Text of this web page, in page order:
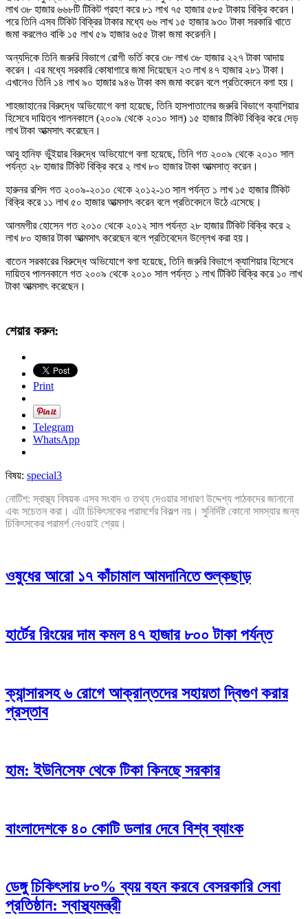
লাখ ৩৮ হাজার ৬৬৮টি টিকিট গ্রহণ করে ৮১ লাখ ৭৫ হাজার ৫৮৫ টাকায় বিক্রি করেন।
পরে তিনি এসব টিকিট বিক্রির টাকার মধ্যে ৬৬ লাখ ১৫ হাজার ৯৩০ টাকা সরকারি খাতে
জমা করলেও বাকি ১৫ লাখ ৫৯ হাজার ৬৫৫ টাকা জমা করেননি।
অন্যদিকে তিনি জরুরি বিভাগে রোগী ভর্তি করে ৩৮ লাখ ৩৮ হাজার ২২৭ টাকা আদায়
করেন। এর মধ্যে সরকারি কোষাগারে জমা দিয়েছেন ২৩ লাখ ৪৭ হাজার ২৮১ টাকা।
এখানেও তিনি ১৪ লাখ ৯০ হাজার ৯৪৬ টাকা কম জমা করেন বলে প্রতিবেদনে বলা হয়।
শাহজাহানের বিরুদ্ধে অভিযোগে বলা হয়েছে, তিনি হাসপাতালের জরুরি বিভাগে ক্যাশিয়ার
হিসেবে দায়িত্ব পালনকালে (২০০৯ থেকে ২০১০ সাল) ১৫ হাজার টিকিট বিক্রি করে দেড়
লাখ টাকা আত্মসাৎ করেছেন।
আবু হানিফ ভুঁইয়ার বিরুদ্ধে অভিযোগে বলা হয়েছে, তিনি গত ২০০৯ থেকে ২০১০ সাল
পর্যন্ত ২৮ হাজার টিকিট বিক্রি করে ২ লাখ ৮০ হাজার টাকা আত্মসাত্ করেন।
হারুনর রশিদ গত ২০০৯-২০১০ থেকে ২০১২-১৩ সাল পর্যন্ত ১ লাখ ১৫ হাজার টিকিট
বিক্রি করে ১১ লাখ ৫০ হাজার আত্মসাৎ করেন বলে প্রতিবেদনে উঠে এসেছে।
আলমগীর হোসেন গত ২০১০ থেকে ২০১২ সাল পর্যন্ত ২৮ হাজার টিকিট বিক্রি করে ২
লাখ ৮০ হাজার টাকা আত্মসাৎ করেছেন বলে প্রতিবেদেন উল্লেখ করা হয়।
বাতেন সরকারের বিরুদ্ধে অভিযোগে বলা হয়েছে, তিনি জরুরি বিভাগে ক্যাশিয়ার হিসেবে
দায়িত্ব পালনকালে গত ২০০৯ থেকে ২০১০ সাল পর্যন্ত ১ লাখ টিকিট বিক্রি করে ১০ লাখ
টাকা আত্মসাৎ করেছেন।
শেয়ার করুন:
Print
Telegram
WhatsApp
বিষয়: special3
নোটিশ: স্বাস্থ্য বিষয়ক এসব সংবাদ ও তথ্য দেওয়ার সাধারণ উদ্দেশ্য পাঠকদের জানানো
এবং সচেতন করা। এটা চিকিৎসকের পরামর্শের বিকল্প নয়। সুনির্দিষ্ট কোনো সমস্যার জন্য
চিকিৎসকের পরামর্শ নেওয়াই শ্রেয়।
ওষুধের আরো ১৭ কাঁচামাল আমদানিতে শুল্কছাড়
হার্টের রিংয়ের দাম কমল ৪৭ হাজার ৮০০ টাকা পর্যন্ত
ক্যান্সারসহ ৬ রোগে আক্রান্তদের সহায়তা দ্বিগুণ করার
প্রস্তাব
হাম: ইউনিসেফ থেকে টিকা কিনছে সরকার
বাংলাদেশকে ৪০ কোটি ডলার দেবে বিশ্ব ব্যাংক
ডেঙ্গু চিকিৎসায় ৮০% ব্যয় বহন করবে বেসরকারি সেবা
প্রতিষ্ঠান: স্বাস্থ্যমন্ত্রী